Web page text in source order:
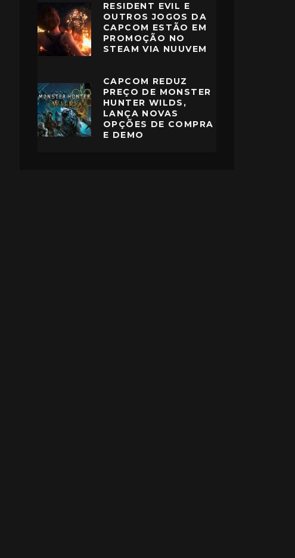
RESIDENT EVIL E
OUTROS JOGOS DA
CAPCOM ESTÃO EM
PROMOÇÃO NO
STEAM VIA NUUVEM
CAPCOM REDUZ
PREÇO DE MONSTER
HUNTER WILDS,
LANÇA NOVAS
OPÇÕES DE COMPRA
E DEMO